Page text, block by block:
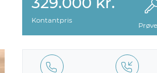
Kontantpris